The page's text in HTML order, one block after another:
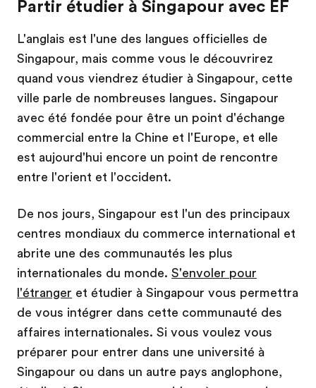
Partir étudier à Singapour avec EF
L'anglais est l'une des langues officielles de
Singapour, mais comme vous le découvrirez
quand vous viendrez étudier à Singapour, cette
ville parle de nombreuses langues. Singapour
avec été fondée pour être un point d'échange
commercial entre la Chine et l'Europe, et elle
est aujourd'hui encore un point de rencontre
entre l'orient et l'occident.
De nos jours, Singapour est l'un des principaux
centres mondiaux du commerce international et
abrite une des communautés les plus
internationales du monde. S'envoler pour
l'étranger et étudier à Singapour vous permettra
de vous intégrer dans cette communauté des
affaires internationales. Si vous voulez vous
préparer pour entrer dans une université à
Singapour ou dans un autre pays anglophone,